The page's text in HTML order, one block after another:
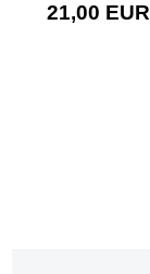
21,00 EUR